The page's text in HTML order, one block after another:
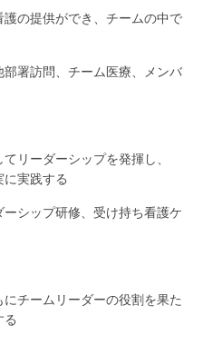
の提供ができ、チームの中で
署訪問、チーム医療、メンバ
リーダーシップを発揮し、
に実践する
シップ研修、受け持ち看護ケ
チームリーダーの役割を果た
る